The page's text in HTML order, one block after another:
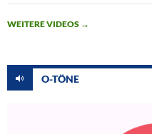
WEITERE VIDEOS →
O-TÖNE